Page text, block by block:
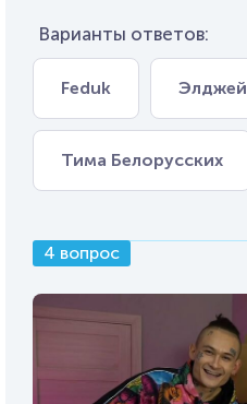
Варианты ответов:
Feduk Элджей
Тима Белорусских
4 вопрос